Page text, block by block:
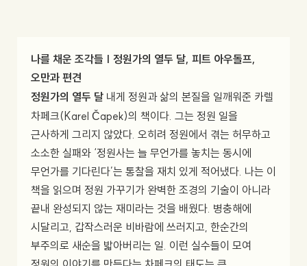
나를 채운 조각들 | 정원가의 열두 달, 피트 아우돌프,
오만과 편견
정원가의 열두 달 내게 정원과 삶의 본질을 일깨워준 카렐
차페크(Karel Čapek)의 책이다. 그는 정원 일을
근사하게 그리지 않았다. 오히려 정원에서 겪는 허무하고
소소한 실패와 ‘정원사는 늘 무언가를 놓치는 동시에
무언가를 기다린다’는 통찰을 재치 있게 적어냈다. 나는 이
책을 읽으며 정원 가꾸기가 완벽한 조경의 기술이 아니라
끝내 완성되지 않는 재미라는 것을 배웠다. 병충해에
시달리고, 갑작스러운 비바람에 쓰러지고, 한순간의
부주의로 새순을 밟아버리는 일. 이런 실수들이 모여